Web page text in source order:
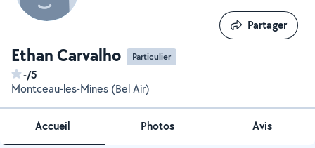
Ethan Carvalho Particulier
-/5
Montceau-les-Mines (Bel Air)
Partager
Partager
Accueil Photos Avis